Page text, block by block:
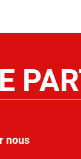
nous